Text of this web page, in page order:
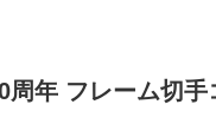
年 フレーム切手